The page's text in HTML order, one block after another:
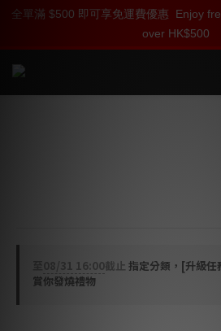
08/31 16:00截止 指定分類，[升級任
賞你發燒禮物
加入雅詠尊尚會員，即享【$1000迎新購
=1HKD】 獨家會員價
全線 ISOCLEAN 產品可享用【會員購物
會員即刻享受
按我
全單滿 $500 即可享免運費優惠
Enjoy
over HK$500